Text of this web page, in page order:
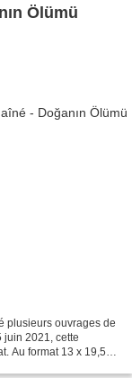
Ölümü
plusieurs ouvrages de
juin 2021, cette
Au format 13 x 19,5